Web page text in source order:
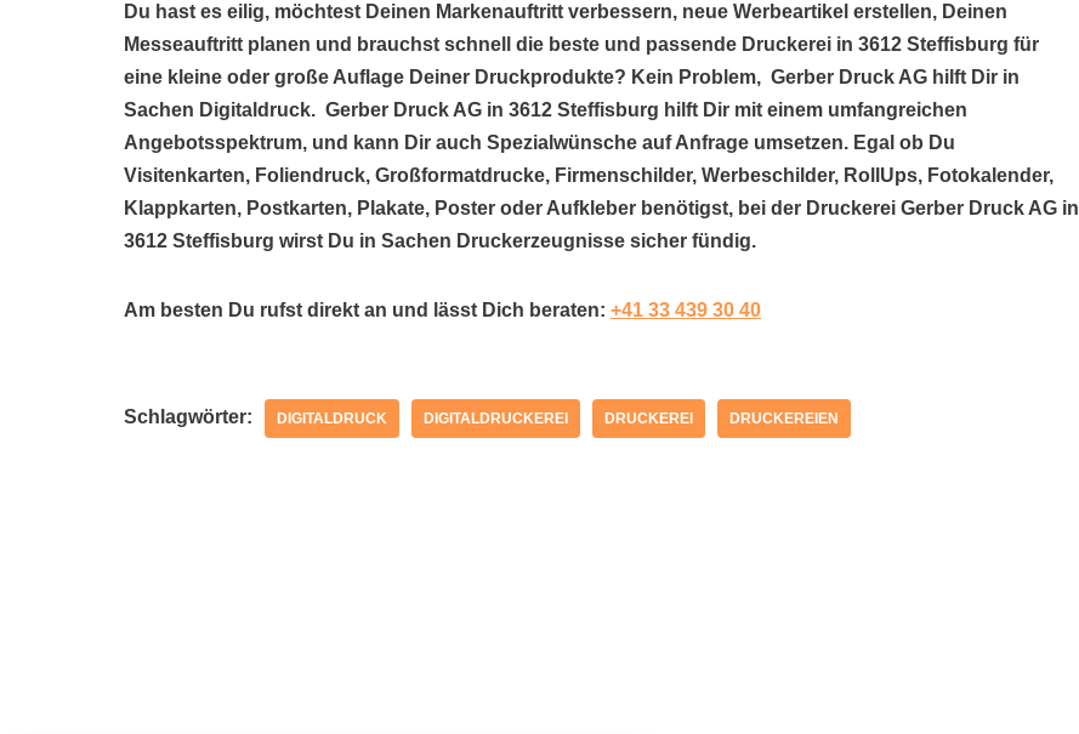
Du hast es eilig, möchtest Deinen Markenauftritt verbessern, neue Werbeartikel erstellen, Deinen
Messeauftritt planen und brauchst schnell die beste und passende Druckerei in 3612 Steffisburg für
eine kleine oder große Auflage Deiner Druckprodukte? Kein Problem, Gerber Druck AG hilft Dir in
Sachen Digitaldruck. Gerber Druck AG in 3612 Steffisburg hilft Dir mit einem umfangreichen
Angebotsspektrum, und kann Dir auch Spezialwünsche auf Anfrage umsetzen. Egal ob Du
Visitenkarten, Foliendruck, Großformatdrucke, Firmenschilder, Werbeschilder, RollUps, Fotokalender,
Klappkarten, Postkarten, Plakate, Poster oder Aufkleber benötigst, bei der Druckerei Gerber Druck AG in
3612 Steffisburg wirst Du in Sachen Druckerzeugnisse sicher fündig.
Am besten Du rufst direkt an und lässt Dich beraten: +41 33 439 30 40
Schlagwörter: DIGITALDRUCK DIGITALDRUCKEREI DRUCKEREI DRUCKEREIEN